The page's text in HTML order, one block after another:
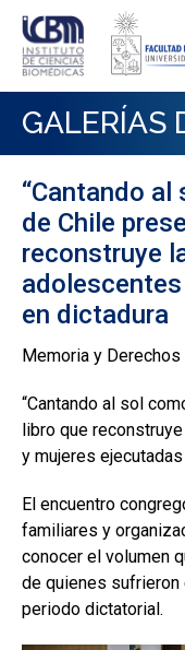
GALERÍAS
“Cantando al
de Chile
reconstruye
en dictadura
Memoria y Derechos
“Cantando al sol
libro que
y mujeres
El encuentro
familiares y
conocer el volumen
de quienes
periodo dictatorial.